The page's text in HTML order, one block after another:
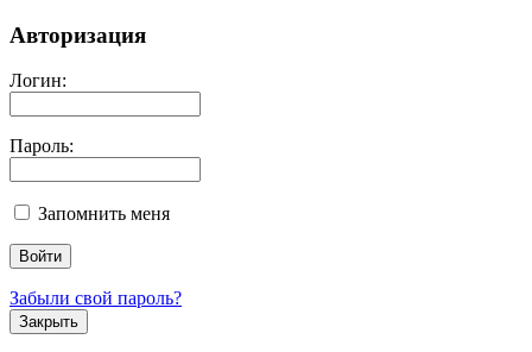
Авторизация
Логин:
Пароль:
Запомнить меня
Забыли свой пароль?
Закрыть